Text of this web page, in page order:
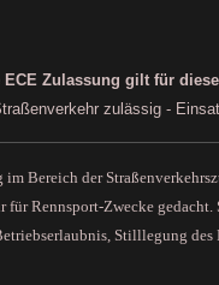
Zulassung gilt für
zulässig -
im Bereich der
Rennsport-Zwecke
Stilllegung